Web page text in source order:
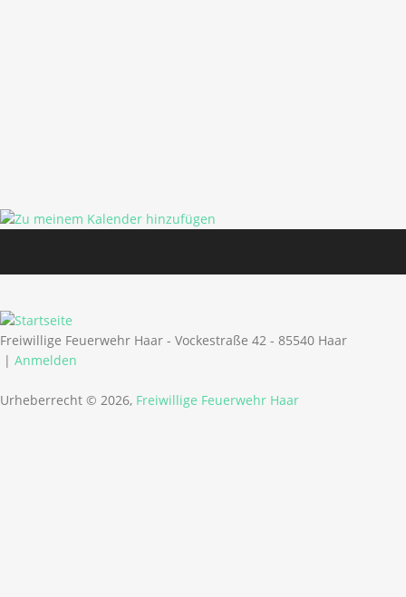
Freiwillige Feuerwehr Haar - Vockestraße 42 - 85540 Haar
| Anmelden
Urheberrecht © 2026, Freiwillige Feuerwehr Haar